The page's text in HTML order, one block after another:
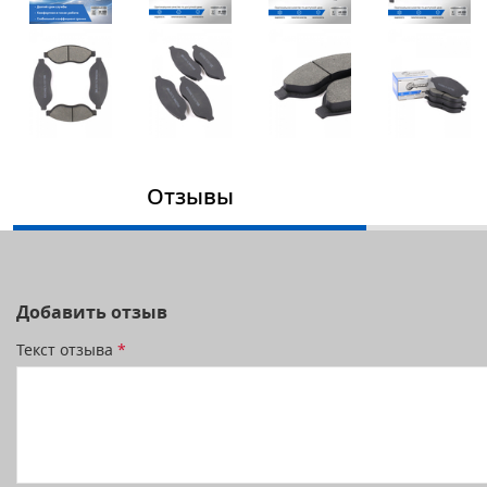
Отзывы
Добавить отзыв
Текст отзыва *